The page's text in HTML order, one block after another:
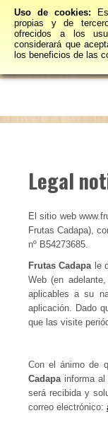
Legal
El sitio web
Frutas Cadapa),
nº B54273685.
Frutas Cadapale
Web (en
aplicables a su
aplicación. Dado
que las visite
Con el ánimo de
Cadapainforma al
será recibida y
correo electrónico:
Uso de cookies:
propias y de
ofrecidos a los
considerará que
los beneficios de las